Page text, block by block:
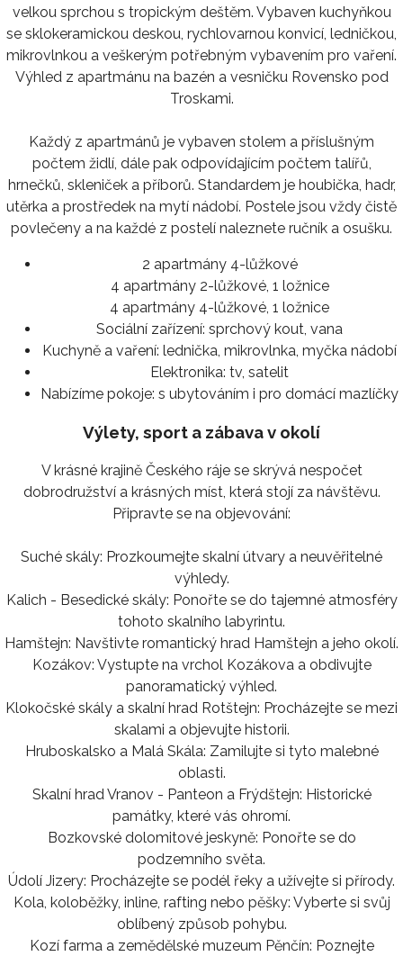
velkou sprchou s tropickým deštěm. Vybaven kuchyňkou
se sklokeramickou deskou, rychlovarnou konvicí, ledničkou,
mikrovlnkou a veškerým potřebným vybavením pro vaření.
Výhled z apartmánu na bazén a vesničku Rovensko pod
Troskami.
Každý z apartmánů je vybaven stolem a příslušným
počtem židlí, dále pak odpovídajícím počtem talířů,
hrnečků, skleniček a příborů. Standardem je houbička, hadr,
utěrka a prostředek na mytí nádobí. Postele jsou vždy čistě
povlečeny a na každé z postelí naleznete ručník a osušku.
2 apartmány 4-lůžkové
4 apartmány 2-lůžkové, 1 ložnice
4 apartmány 4-lůžkové, 1 ložnice
Sociální zařízení: sprchový kout, vana
Kuchyně a vaření: lednička, mikrovlnka, myčka nádobí
Elektronika: tv, satelit
Nabízíme pokoje: s ubytováním i pro domácí mazlíčky
Výlety, sport a zábava v okolí
V krásné krajině Českého ráje se skrývá nespočet
dobrodružství a krásných míst, která stojí za návštěvu.
Připravte se na objevování:
Suché skály: Prozkoumejte skalní útvary a neuvěřitelné
výhledy.
Kalich - Besedické skály: Ponořte se do tajemné atmosféry
tohoto skalního labyrintu.
Hamštejn: Navštivte romantický hrad Hamštejn a jeho okolí.
Kozákov: Vystupte na vrchol Kozákova a obdivujte
panoramatický výhled.
Klokočské skály a skalní hrad Rotštejn: Procházejte se mezi
skalami a objevujte historii.
Hruboskalsko a Malá Skála: Zamilujte si tyto malebné
oblasti.
Skalní hrad Vranov - Panteon a Frýdštejn: Historické
památky, které vás ohromí.
Bozkovské dolomitové jeskyně: Ponořte se do
podzemního světa.
Údolí Jizery: Procházejte se podél řeky a užívejte si přírody.
Kola, koloběžky, inline, rafting nebo pěšky: Vyberte si svůj
oblíbený způsob pohybu.
Kozí farma a zemědělské muzeum Pěnčín: Poznejte